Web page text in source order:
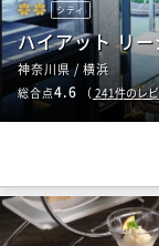
シティ
ハイアット リ
神奈川県 / 横浜
総合点4.6 （ 241件のレ